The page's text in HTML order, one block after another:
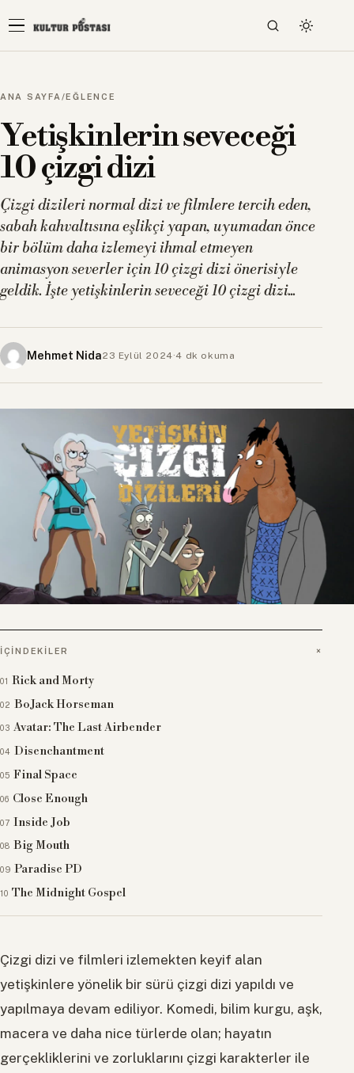
ANA SAYFA /EĞLENCE
Yetişkinlerin seveceği
10 çizgi dizi
Çizgi dizileri normal dizi ve filmlere tercih eden,
sabah kahvaltısına eşlikçi yapan, uyumadan önce
bir bölüm daha izlemeyi ihmal etmeyen
animasyon severler için 10 çizgi dizi önerisiyle
geldik. İşte yetişkinlerin seveceği 10 çizgi dizi...
Mehmet Nida23 Eylül 2024·4 dk okuma
İÇINDEKILER
Rick and Morty
BoJack Horseman
Avatar: The Last Airbender
Disenchantment
Final Space
Close Enough
Inside Job
Big Mouth
Paradise PD
The Midnight Gospel
Çizgi dizi ve filmleri izlemekten keyif alan
yetişkinlere yönelik bir sürü çizgi dizi yapıldı ve
yapılmaya devam ediliyor. Komedi, bilim kurgu, aşk,
macera ve daha nice türlerde olan; hayatın
gerçekliklerini ve zorluklarını çizgi karakterler ile